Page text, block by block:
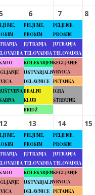
ME,
6
PELJI ME,
PROSIM
JUTRANJA
TELOVADBA
KOLESARJENJE
USTVARJALNE
DELAVNICE
BRALNI
KLUB
BRIDŽ
7
PELJI ME,
PROSIM
JUTRANJA
TELOVADBA
KEGLJANJE
VRVICA
PETANKA
IGRA
ŠTRBUNK
8
12
ME,
13
PELJI ME,
PROSIM
JUTRANJA
TELOVADBA
KOLESARJENJE
USTVARJALNE
DELAVNICE
14
PELJI ME,
PROSIM
JUTRANJA
TELOVADBA
KEGLJANJE
VRVICA
PETANKA
15